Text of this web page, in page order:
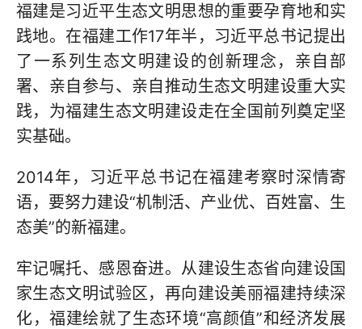
福建是习近平生态文明思想的重要孕育地和实
践地。在福建工作17年半，习近平总书记提出
了一系列生态文明建设的创新理念，亲自部
署、亲自参与、亲自推动生态文明建设重大实
践，为福建生态文明建设走在全国前列奠定坚
实基础。
2014年，习近平总书记在福建考察时深情寄
语，要努力建设“机制活、产业优、百姓富、生
态美”的新福建。
牢记嘱托、感恩奋进。从建设生态省向建设国
家生态文明试验区，再向建设美丽福建持续深
化，福建绘就了生态环境“高颜值”和经济发展